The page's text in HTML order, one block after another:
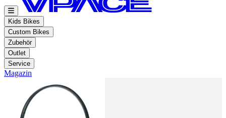
Kids Bikes
Custom Bikes
Zubehör
Outlet
Service
Magazin